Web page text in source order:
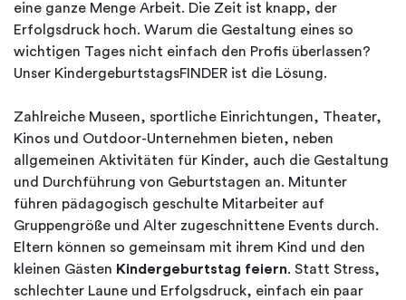
eine ganze Menge Arbeit. Die Zeit ist knapp, der
Erfolgsdruck hoch. Warum die Gestaltung eines so
wichtigen Tages nicht einfach den Profis überlassen?
Unser KindergeburtstagsFINDER ist die Lösung.
Zahlreiche Museen, sportliche Einrichtungen, Theater,
Kinos und Outdoor-Unternehmen bieten, neben
allgemeinen Aktivitäten für Kinder, auch die Gestaltung
und Durchführung von Geburtstagen an. Mitunter
führen pädagogisch geschulte Mitarbeiter auf
Gruppengröße und Alter zugeschnittene Events durch.
Eltern können so gemeinsam mit ihrem Kind und den
kleinen Gästen Kindergeburtstag feiern. Statt Stress,
schlechter Laune und Erfolgsdruck, einfach ein paar